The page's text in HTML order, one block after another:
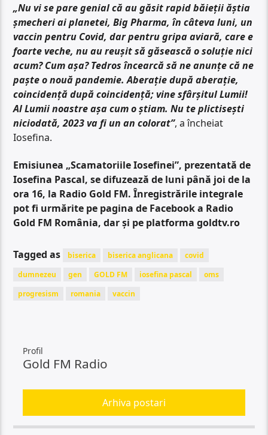
„Nu vi se pare genial că au găsit rapid băieții ăștia
șmecheri ai planetei, Big Pharma, în câteva luni, un
vaccin pentru Covid, dar pentru gripa aviară, care e
foarte veche, nu au reușit să găsească o soluție nici
acum? Cum așa? Tedros încearcă să ne anunțe că ne
paște o nouă pandemie. Aberație după aberație,
coincidență după coincidență; vine sfârșitul Lumii!
Al Lumii noastre așa cum o știam. Nu te plictisești
niciodată, 2023 va fi un an colorat”, a încheiat
Iosefina.
Emisiunea „Scamatoriile Iosefinei”, prezentată de
Iosefina Pascal, se difuzează de luni până joi de la
ora 16, la Radio Gold FM. Înregistrările integrale
pot fi urmărite pe pagina de Facebook a Radio
Gold FM România, dar și pe platforma goldtv.ro
Tagged as biserica biserica anglicana
covid
dumnezeu
gen GOLD FM iosefina pascal
oms
progresism
romania vaccin
Profil
Gold FM Radio
Arhiva postari